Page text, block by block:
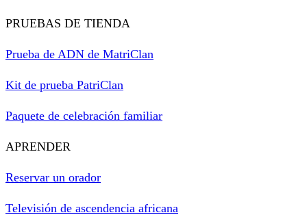
PRUEBAS DE TIENDA
Prueba de ADN de MatriClan
Kit de prueba PatriClan
Paquete de celebración familiar
APRENDER
Reservar un orador
Televisión de ascendencia africana